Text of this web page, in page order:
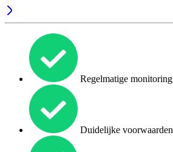
Regelmatige monitoring
Duidelijke voorwaarden